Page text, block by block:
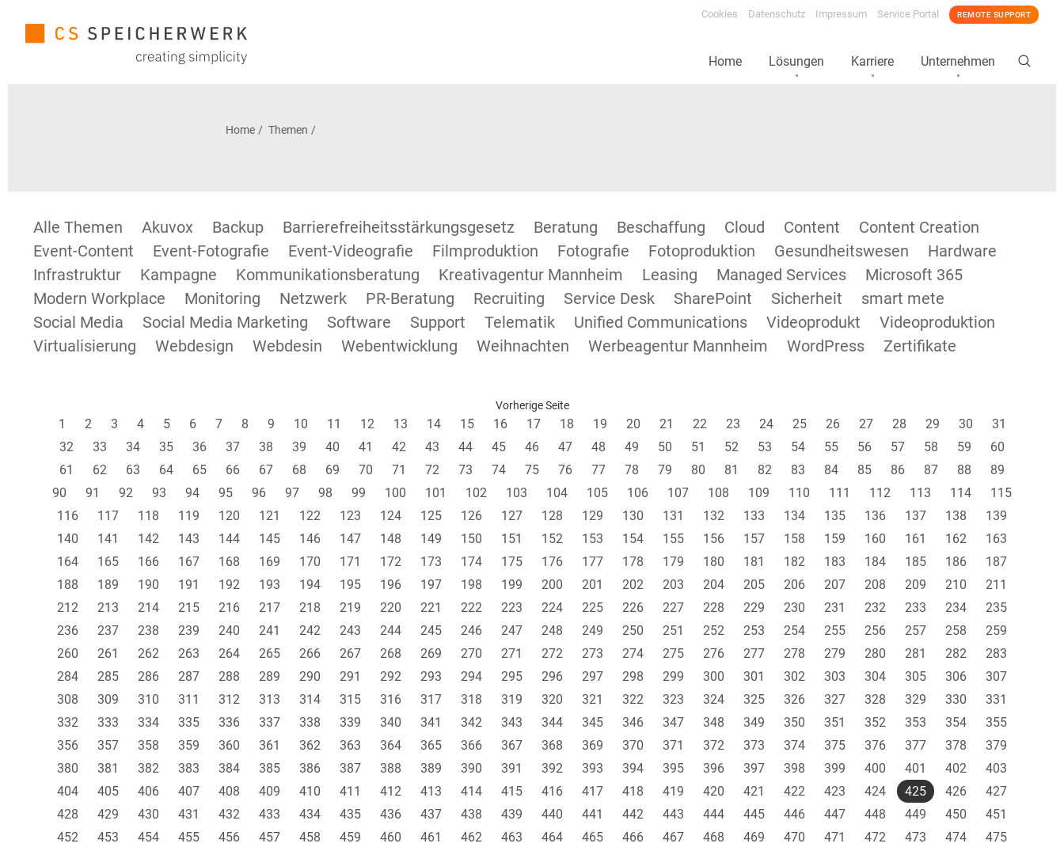
Cookies Datenschutz Impressum Service Portal REMOTE SUPPORT
Home Lösungen Karriere Unternehmen
Home Themen
Alle Themen Akuvox Backup Barrierefreiheitsstärkungsgesetz Beratung Beschaffung Cloud Content
Content Creation
Event-Content
Event-Fotografie Event-Videografie Filmproduktion Fotografie Fotoproduktion Gesundheitswesen
Hardware
Infrastruktur
Kampagne Kommunikationsberatung Kreativagentur Mannheim Leasing Managed Services
Microsoft 365
Modern Workplace
Monitoring Netzwerk PR-Beratung Recruiting Service Desk SharePoint Sicherheit
smart mete
Social Media
Social Media Marketing Software Support Telematik Unified Communications Videoprodukt
Videoproduktion
Virtualisierung
Webdesign Webdesin Webentwicklung Weihnachten Werbeagentur Mannheim WordPress Zertifikate
Vorherige Seite
1 2 3 4 5 6 7 8 9 10 11 12 13 14 15 16 17 18 19 20 21 22 23 24 25 26 27 28 29 30
31
32
33 34 35 36 37 38 39 40 41 42 43 44 45 46 47 48 49 50 51 52 53 54 55 56 57 58 59
60
61
62 63 64 65 66 67 68 69 70 71 72 73 74 75 76 77 78 79 80 81 82 83 84 85 86 87 88
89
90
91 92 93 94 95 96 97 98 99 100 101 102 103 104 105 106 107 108 109 110 111 112 113 114
115
116
117 118 119 120 121 122 123 124 125 126 127 128 129 130 131 132 133 134 135 136 137 138
139
140
141 142 143 144 145 146 147 148 149 150 151 152 153 154 155 156 157 158 159 160 161 162
163
164
165 166 167 168 169 170 171 172 173 174 175 176 177 178 179 180 181 182 183 184 185 186
187
188
189 190 191 192 193 194 195 196 197 198 199 200 201 202 203 204 205 206 207 208 209 210
211
212
213 214 215 216 217 218 219 220 221 222 223 224 225 226 227 228 229 230 231 232 233 234
235
236
237 238 239 240 241 242 243 244 245 246 247 248 249 250 251 252 253 254 255 256 257 258
259
260
261 262 263 264 265 266 267 268 269 270 271 272 273 274 275 276 277 278 279 280 281 282
283
284
285 286 287 288 289 290 291 292 293 294 295 296 297 298 299 300 301 302 303 304 305 306
307
308
309 310 311 312 313 314 315 316 317 318 319 320 321 322 323 324 325 326 327 328 329 330
331
332
333 334 335 336 337 338 339 340 341 342 343 344 345 346 347 348 349 350 351 352 353 354
355
356
357 358 359 360 361 362 363 364 365 366 367 368 369 370 371 372 373 374 375 376 377 378
379
380
381 382 383 384 385 386 387 388 389 390 391 392 393 394 395 396 397 398 399 400 401 402
403
404
405 406 407 408 409 410 411 412 413 414 415 416 417 418 419 420 421 422 423 424 425 426
427
428
429 430 431 432 433 434 435 436 437 438 439 440 441 442 443 444 445 446 447 448 449 450
451
452
453 454 455 456 457 458 459 460 461 462 463 464 465 466 467 468 469 470 471 472 473 474
475